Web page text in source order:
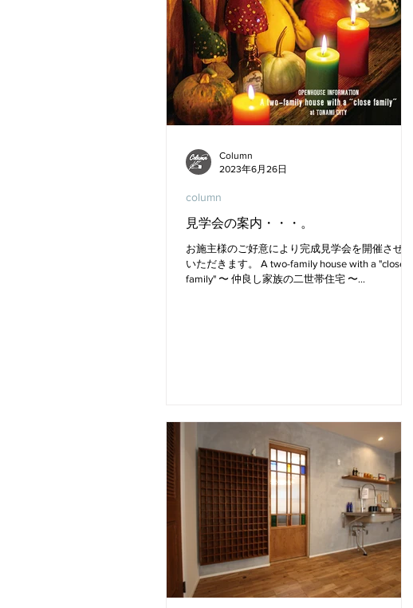
見学会の案内・・・。
お施主様のご好意により完成見学会を開催させて
いただきます。 A two-family house with a "close
family" 〜 仲良し家族の二世帯住宅 〜
column
Column
2023年6月26日